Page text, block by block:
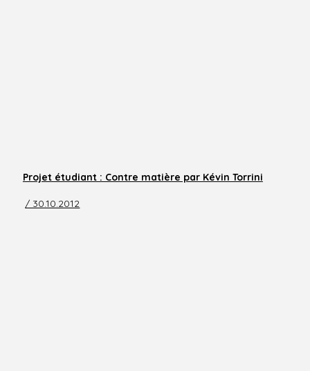
Projet étudiant : Contre matière par Kévin Torrini
/ 30.10.2012